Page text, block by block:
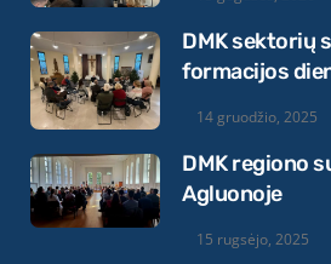
DMK sektorių
formacijos
14 gruodžio, 2025
DMK regiono
Agluonoje
15 rugsėjo, 2025